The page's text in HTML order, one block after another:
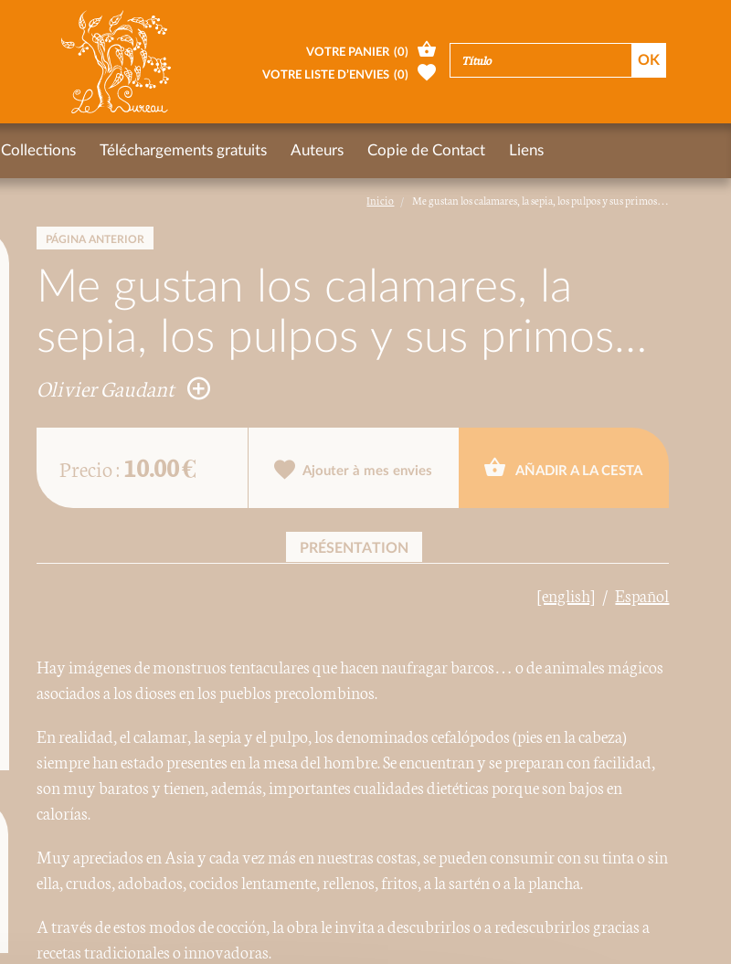
Inicio Me gustan los calamares, la sepia, los pulpos y sus primos…
PÁGINA ANTERIOR
Me gustan los calamares, la
sepia, los pulpos y sus primos…
Olivier Gaudant
Precio : 10.00 € Ajouter à mes envies AÑADIR A LA CESTA
PRÉSENTATION
[english] Español
Hay imágenes de monstruos tentaculares que hacen naufragar barcos… o de animales mágicos
asociados a los dioses en los pueblos precolombinos.
En realidad, el calamar, la sepia y el pulpo, los denominados cefalópodos (pies en la cabeza)
siempre han estado presentes en la mesa del hombre. Se encuentran y se preparan con facilidad,
son muy baratos y tienen, además, importantes cualidades dietéticas porque son bajos en
calorías.
Muy apreciados en Asia y cada vez más en nuestras costas, se pueden consumir con su tinta o sin
ella, crudos, adobados, cocidos lentamente, rellenos, fritos, a la sartén o a la plancha.
A través de estos modos de cocción, la obra le invita a descubrirlos o a redescubrirlos gracias a
recetas tradicionales o innovadoras.
VOTRE PANIER (0)
VOTRE LISTE D’ENVIES (0)
Collections Téléchargements gratuits Auteurs Copie de Contact Liens